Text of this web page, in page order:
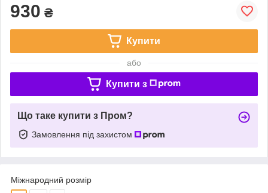
930 ₴
Купити
або
Купити з
Що таке купити з Пром?
Замовлення під захистом
Міжнародний розмір